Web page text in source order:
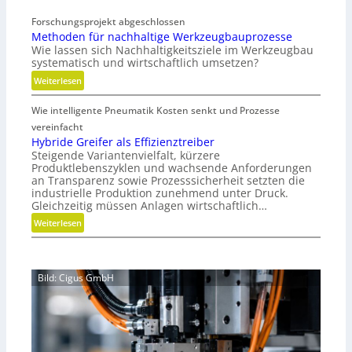
h
e
N
e
u
u
s
r
i
c
h
t
n
k
u
u
m
w
i
r
d
m
o
b
i
l
Forschungsprojekt abgeschlossen
Methoden für nachhaltige Werkzeugbauprozesse
Wie lassen sich Nachhaltigkeitsziele im Werkzeugbau
systematisch und wirtschaftlich umsetzen?
Weiterlesen:
M
e
t
h
o
d
e
n
f
ü
a
c
h
Wie intelligente Pneumatik Kosten senkt und Prozesse
vereinfacht
Hybride Greifer als Effizienztreiber
Steigende Variantenvielfalt, kürzere
Produktlebenszyklen und wachsende Anforderungen
an Transparenz sowie Prozesssicherheit setzten die
industrielle Produktion zunehmend unter Druck.
Gleichzeitig müssen Anlagen wirtschaftlich…
Weiterlesen:
H
b
r
i
d
Bild: Cigus GmbH